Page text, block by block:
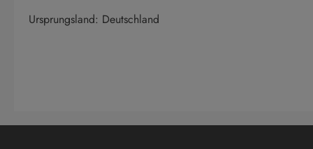
Ursprungsland: Deutschland